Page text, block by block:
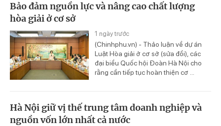
Bảo đảm nguồn lực và nâng cao chất lượng
hòa giải ở cơ sở
1 ngày trước
(Chinhphu.vn) - Thảo luận về dự án
Luật Hòa giải ở cơ sở (sửa đổi), các
đại biểu Quốc hội Đoàn Hà Nội cho
rằng cần tiếp tục hoàn thiện cơ ...
Hà Nội giữ vị thế trung tâm doanh nghiệp và
nguồn vốn lớn nhất cả nước